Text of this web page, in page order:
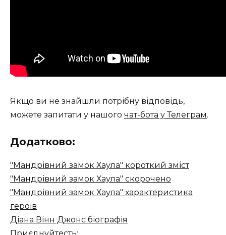
Якщо ви не знайшли потрібну відповідь,
можете запитати у нашого чат-бота у Телеграм.
Додатково:
"Мандрівний замок Хаула" короткий зміст
"Мандрівний замок Хаула" скорочено
"Мандрівний замок Хаула" характеристика
героїв
Діана Вінн Джонс біографія